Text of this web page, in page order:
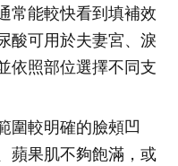
常能較快看到填補效
酸可用於夫妻宮、淚
依照部位選擇不同支
圍較明確的臉頰凹
蘋果肌不夠飽滿，或